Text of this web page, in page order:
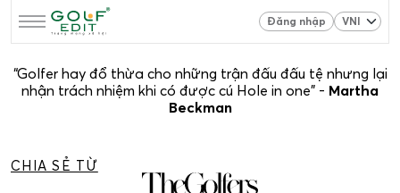
Đăng nhập
“Golfer hay đổ thừa cho những trận đấu đấu tệ nhưng lại
nhận trách nhiệm khi có được cú Hole in one” - Martha
Beckman
CHIA SẺ TỪ